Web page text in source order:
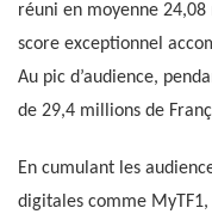
réuni en moyenne
score exceptionnel
Au pic d’audience,
de 29,4 millions de
En cumulant les
digitales comme